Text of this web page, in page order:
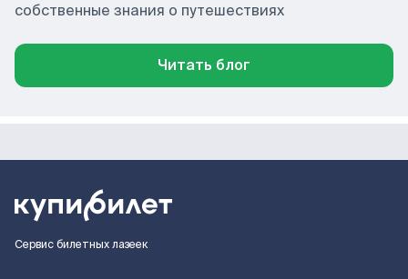
собственные знания о путешествиях
Читать блог
Сервис билетных лазеек